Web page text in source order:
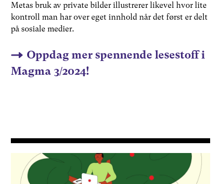
Metas bruk av private bilder illustrerer likevel hvor lite
kontroll man har over eget innhold når det først er delt
på sosiale medier.
Oppdag mer spennende lesestoff i
Magma 3/2024!